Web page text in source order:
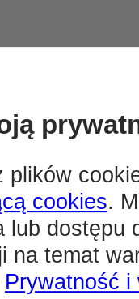
cookies.
lub dostępu
na temat
Prywatność i